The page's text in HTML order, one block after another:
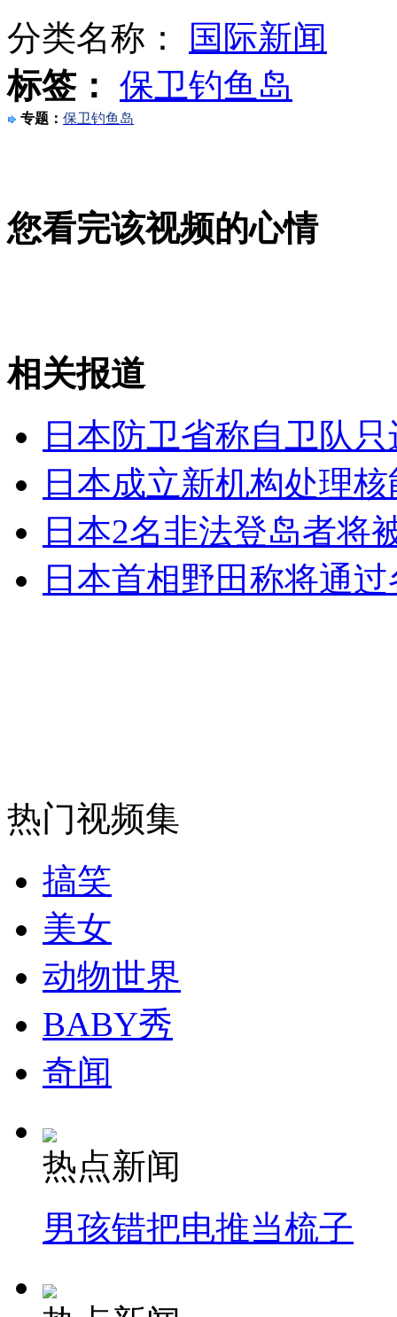
专家称打麻将可保持头脑灵活 预防老年痴呆
手册称遇飞机颠簸 旅客可抱紧空姐
女孩北京地铁殴打老人 痛下狠手拳打脚踢
外交部：反对强权政治霸凌主义
外交部：有关国家言论片面不公正
安徽一实载49人客车翻车
分类名称：
国际新闻
标签： 保卫钓鱼岛
专题： 保卫钓鱼岛
您看完该视频的心情
相关报道
日本防卫省称自卫队
日本成立新机构处理
日本2名非法登岛者将
日本首相野田称将通
热门视频集
搞笑
美女
动物世界
BABY秀
奇闻
热点新闻
男孩错把电推当梳子